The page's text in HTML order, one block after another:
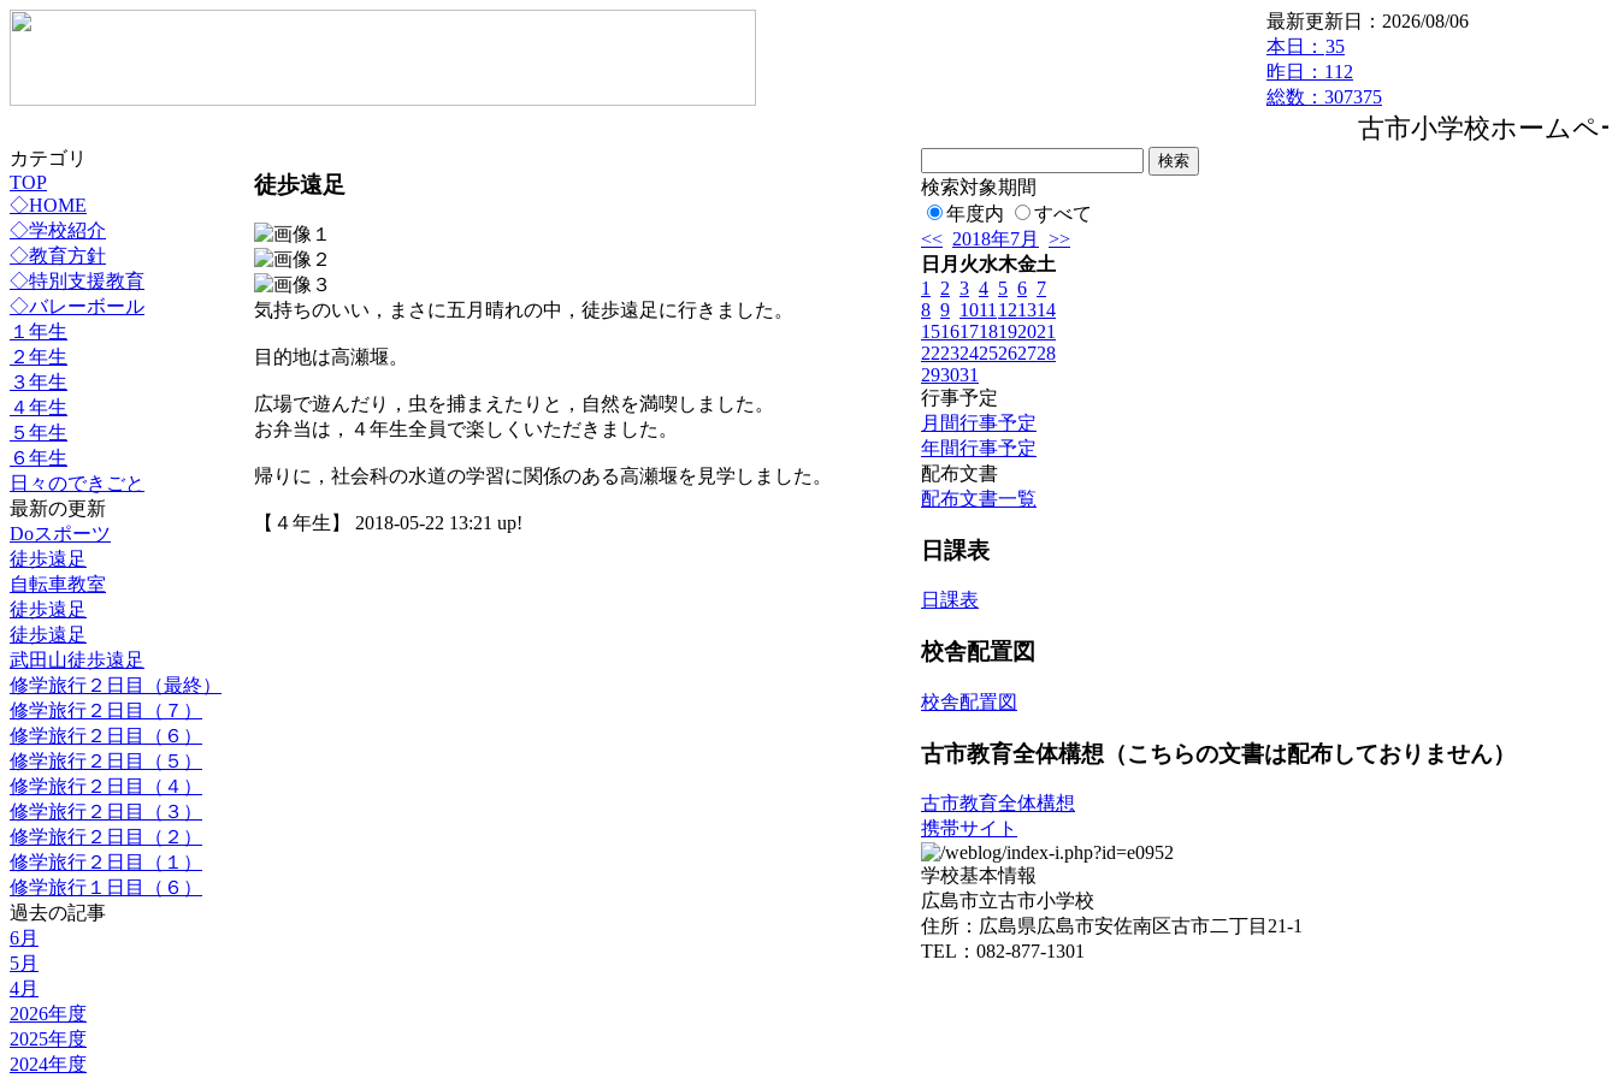
最新更新日：2026/08/06
本日： 35
昨日：112
総数：307375
古市小学校ホームペ
カテゴリ
TOP
◇HOME
◇学校紹介
◇教育方針
◇特別支援教育
◇バレーボール
１年生
２年生
３年生
４年生
５年生
６年生
日々のできごと
最新の更新
Doスポーツ
徒歩遠足
自転車教室
徒歩遠足
徒歩遠足
武田山徒歩遠足
修学旅行２日目（最終）
修学旅行２日目（７）
修学旅行２日目（６）
修学旅行２日目（５）
修学旅行２日目（４）
修学旅行２日目（３）
修学旅行２日目（２）
修学旅行２日目（１）
修学旅行１日目（６）
過去の記事
6月
5月
4月
2026年度
2025年度
2024年度
徒歩遠足
気持ちのいい，まさに五月晴れの中，徒歩遠足に行きました。
目的地は高瀬堰。
広場で遊んだり，虫を捕まえたりと，自然を満喫しました。
お弁当は，４年生全員で楽しくいただきました。
帰りに，社会科の水道の学習に関係のある高瀬堰を見学しました。
【４年生】 2018-05-22 13:21 up!
検索対象期間
年度内
すべて
<< 2018年7月
>>
日 月 火水木金土
1
2 3 4 5 6 7
8 9 1011 121314
15161718192021
22232425262728
293031
行事予定
月間行事予定
年間行事予定
配布文書
配布文書一覧
日課表
日課表
校舎配置図
校舎配置図
古市教育全体構想（こちらの文書は配布しておりません）
古市教育全体構想
携帯サイト
学校基本情報
広島市立古市小学校
住所：広島県広島市安佐南区古市二丁目21-1
TEL：082-877-1301